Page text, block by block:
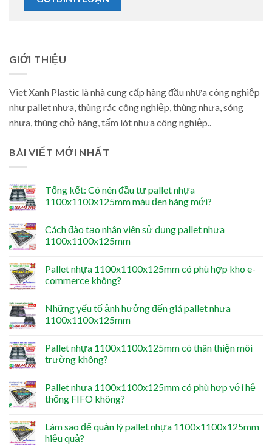
GIỚI THIỆU
Viet Xanh Plastic là nhà cung cấp hàng đầu nhựa công nghiệp
như pallet nhựa, thùng rác công nghiệp, thùng nhựa, sóng
nhựa, thùng chở hàng, tấm lót nhựa công nghiệp..
BÀI VIẾT MỚI NHẤT
Tổng kết: Có nên đầu tư pallet nhựa
1100x1100x125mm màu đen hàng mới?
Cách đào tạo nhân viên sử dụng pallet nhựa
1100x1100x125mm
Pallet nhựa 1100x1100x125mm có phù hợp kho e-
commerce không?
Những yếu tố ảnh hưởng đến giá pallet nhựa
1100x1100x125mm
Pallet nhựa 1100x1100x125mm có thân thiện môi
trường không?
Pallet nhựa 1100x1100x125mm có phù hợp với hệ
thống FIFO không?
Làm sao để quản lý pallet nhựa 1100x1100x125mm
hiệu quả?